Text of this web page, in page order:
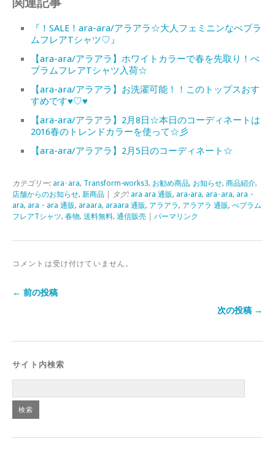
『！SALE！ara-ara/アラアラ☆大人フェミニンなぺプラ
ムフレアTシャツ♡』
【ara-ara/アラアラ】ホワイトカラーで春を先取り！ぺ
プラムフレアTシャツ入荷☆
【ara-ara/アラアラ】お洗濯可能！！このトップスおす
すめです♥♡♥
【ara-ara/アラアラ】2月8日☆本日のコーディネートは
2016春のトレンドカラーを使って☆彡
【ara-ara/アラアラ】2月5日のコーディネート☆
カテゴリー: ara･ara, Transform-works3, お勧め商品, お知らせ, 商品紹介,
店舗からのお知らせ, 新商品 | タグ: ara ara 通販, ara-ara, ara･ara, ara・
ara, ara・ara 通販, araara, araara 通販, アラアラ, アラアラ 通販, ぺプラム
フレアTシャツ, 春物, 送料無料, 通信販売 パーマリンク
コメントは受け付けていません。
← 前の投稿
次の投稿 →
サイト内検索